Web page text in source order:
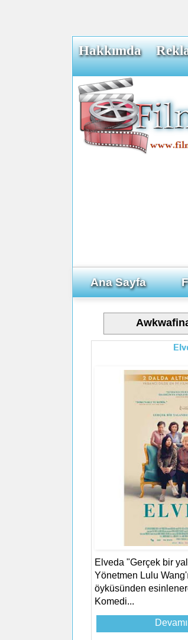
Hakkımda
Ana Sayfa
Elveda "Gerçek bir
Yönetmen Lulu
öyküsünden
Komedi...